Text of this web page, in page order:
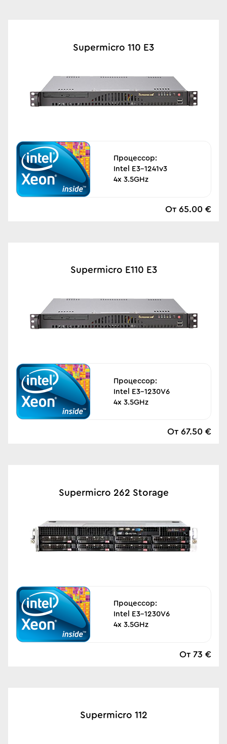
Supermicro 110 E3
Процессор:
Intel E3-1241v3
4x 3.5GHz
От 65.00 €
Supermicro E110 E3
Процессор:
Intel E3-1230V6
4x 3.5GHz
От 67.50 €
Supermicro 262 Storage
Процессор:
Intel E3-1230V6
4x 3.5GHz
От 73 €
Supermicro 112